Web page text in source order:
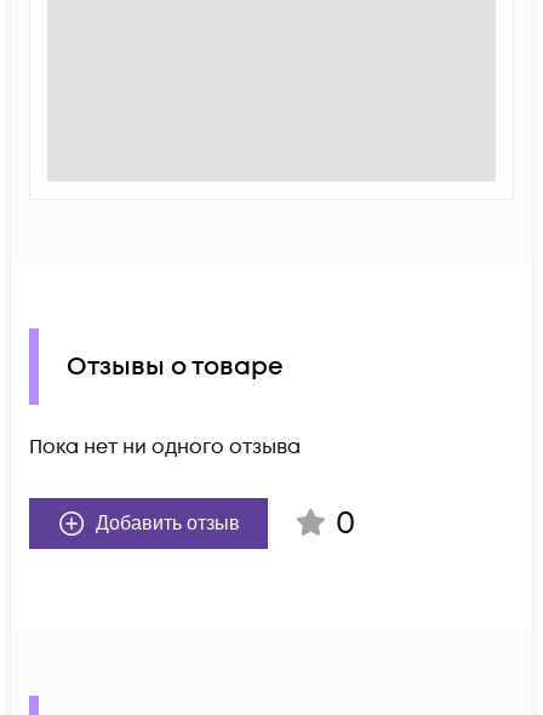
Отзывы о товаре
Пока нет ни одного отзыва
Добавить отзыв 0